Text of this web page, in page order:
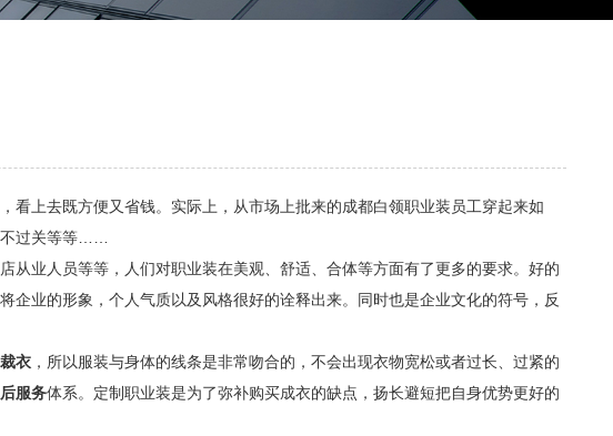
看上去既方便又省钱。实际上，从市场上批来的成都白领职业装员工穿起来如
过关等等……
从业人员等等，人们对职业装在美观、舒适、合体等方面有了更多的要求。好的
企业的形象，个人气质以及风格很好的诠释出来。同时也是企业文化的符号，反
衣，所以服装与身体的线条是非常吻合的，不会出现衣物宽松或者过长、过紧的
服务体系。定制职业装是为了弥补购买成衣的缺点，扬长避短把自身优势更好的